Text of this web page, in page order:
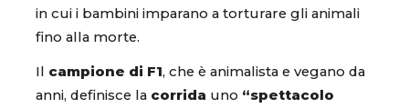
in cui i bambini imparano a torturare gli animali
fino alla morte.
Il campione di F1, che è animalista e vegano da
anni, definisce la corrida uno “spettacolo